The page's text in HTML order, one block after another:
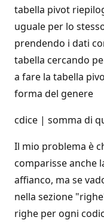
tabella pivot
uguale per lo
prendendo i dati
tabella cercando
a fare la tabella
forma del genere
cdice | somma di
Il mio problema è
comparisse anche
affianco, ma se
nella sezione
righe per ogni